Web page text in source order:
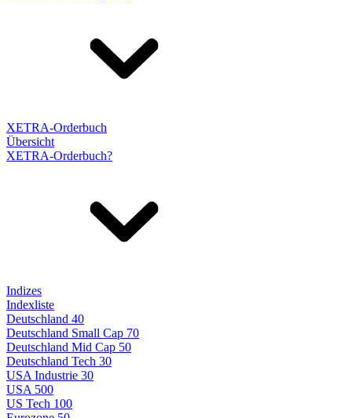
XETRA-Orderbuch
Übersicht
XETRA-Orderbuch?
Indizes
Indexliste
Deutschland 40
Deutschland Small Cap 70
Deutschland Mid Cap 50
Deutschland Tech 30
USA Industrie 30
USA 500
US Tech 100